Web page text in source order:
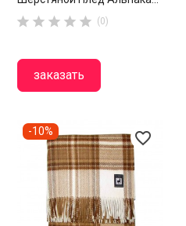
     (0)
заказать
favorite_border
-10%